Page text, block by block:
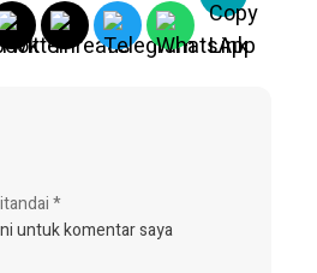
*
untuk komentar saya